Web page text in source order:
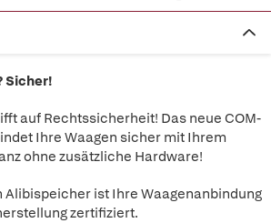
Sicher!
auf Rechtssicherheit! Das neue COM-
Ihre Waagen sicher mit Ihrem
ohne zusätzliche Hardware!
ist Ihre Waagenanbindung
zertifiziert.